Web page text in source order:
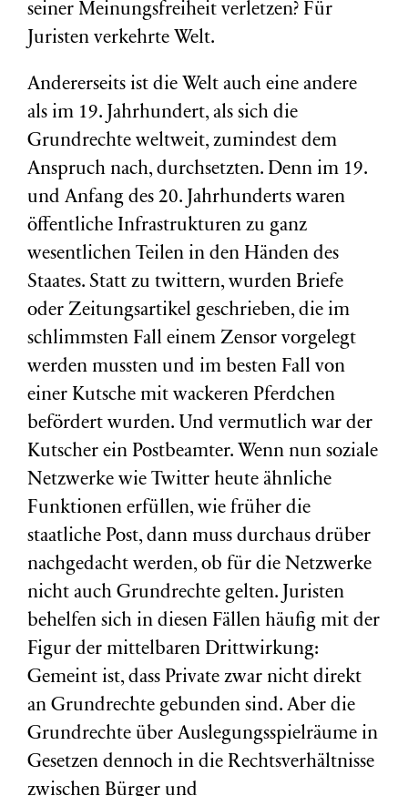
seiner Meinungsfreiheit verletzen? Für
Juristen verkehrte Welt.
Andererseits ist die Welt auch eine andere
als im 19. Jahrhundert, als sich die
Grundrechte weltweit, zumindest dem
Anspruch nach, durchsetzten. Denn im 19.
und Anfang des 20. Jahrhunderts waren
öffentliche Infrastrukturen zu ganz
wesentlichen Teilen in den Händen des
Staates. Statt zu twittern, wurden Briefe
oder Zeitungsartikel geschrieben, die im
schlimmsten Fall einem Zensor vorgelegt
werden mussten und im besten Fall von
einer Kutsche mit wackeren Pferdchen
befördert wurden. Und vermutlich war der
Kutscher ein Postbeamter. Wenn nun soziale
Netzwerke wie Twitter heute ähnliche
Funktionen erfüllen, wie früher die
staatliche Post, dann muss durchaus drüber
nachgedacht werden, ob für die Netzwerke
nicht auch Grundrechte gelten. Juristen
behelfen sich in diesen Fällen häufig mit der
Figur der mittelbaren Drittwirkung:
Gemeint ist, dass Private zwar nicht direkt
an Grundrechte gebunden sind. Aber die
Grundrechte über Auslegungsspielräume in
Gesetzen dennoch in die Rechtsverhältnisse
zwischen Bürger und